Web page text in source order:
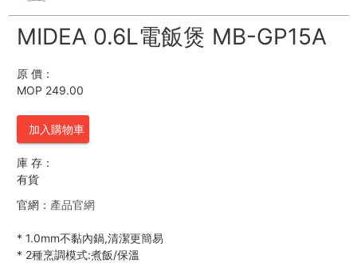
MIDEA 0.6L電飯煲 MB-GP15A
原 價：
MOP 249.00
加入購物車
庫 存：
有貨
官網： 產品官網
* 1.0mm不黏內鍋,清潔更簡易
* 2種烹調模式:煮飯/保溫